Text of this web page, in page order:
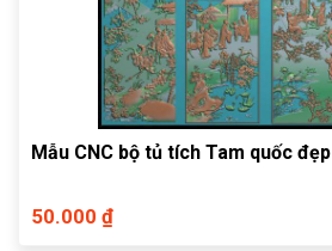
Mẫu CNC bộ tủ tích Tam quốc đẹp
50.000 ₫